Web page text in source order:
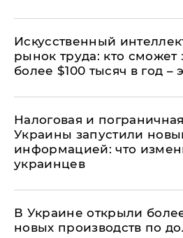
Искусственный
рынок труда: кто сможет
более $100 тысяч в год –
Налоговая и
Украины запустили
информацией: что
украинцев
В Украине открыли
новых производств по